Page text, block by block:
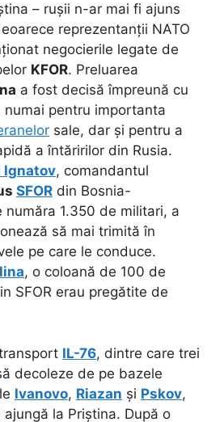
– rușii n-ar mai fi ajuns
reprezentanții NATO
negocierile legate de
KFOR. Preluarea
a fost decisă împreună cu
numai pentru importanta
sale, dar și pentru a
a întăririlor din Rusia.
Ignatov, comandantul
SFOR din Bosnia-
număra 1.350 de militari, a
să mai trimită în
pe care le conduce.
, o coloană de 100 de
SFOR erau pregătite de
IL-76, dintre care trei
decoleze de pe bazele
Ivanovo, Riazan și Pskov,
la Priștina. După o